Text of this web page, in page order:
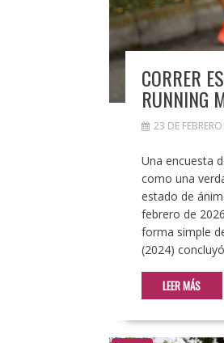
CORRER
RUNNING
23 DE
Una encuesta
como una
estado de
febrero de
forma simple
(2024)
LEER MÁS